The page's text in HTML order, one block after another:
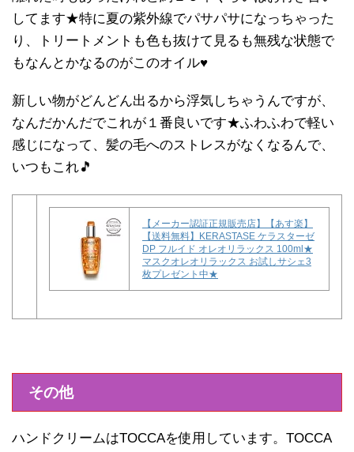
してます★特に夏の紫外線でパサパサになっちゃった
り、トリートメントも色も抜けて見るも無残な状態で
もなんとかなるのがこのオイル♥
新しい物がどんどん出るから浮気しちゃうんですが、
なんだかんだでこれが１番良いです★ふわふわで軽い
感じになって、髪の毛へのストレスがなくなるんで、
いつもこれ🎵
【メーカー認証正規販売店】【あす楽】
【送料無料】KERASTASE ケラスターゼ
DP フルイド オレオリラックス 100ml★
マスクオレオリラックス お試しサシェ3
枚プレゼント中★
その他
ハンドクリームはTOCCAを使用しています。TOCCA